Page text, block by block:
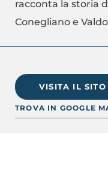
racconta la storia
Conegliano e
VISITA IL
TROVA IN GOOGLE